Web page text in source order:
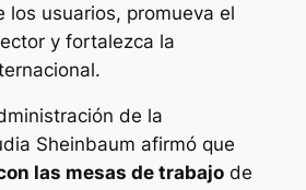
los usuarios, promueva el
y fortalezca la
de la
Sheinbaum afirmó que
las mesas de trabajode